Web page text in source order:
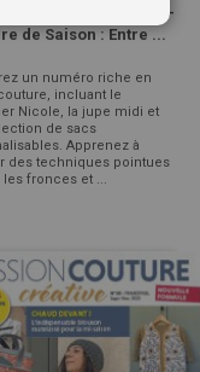
Couture Créative 52 -
de Saison : Entre ...
un numéro riche en
incluant le
Nicole, la jupe midi et
de sacs
Apprenez à
des techniques pointues
fronces et ...